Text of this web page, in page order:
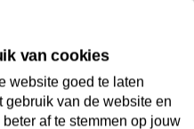
van cookies
website goed te laten
gebruik van de website en
af te stemmen op jouw